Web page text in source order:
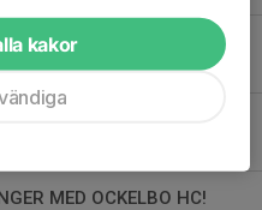
MED OCKELBO HC!
MED OCKELBO HC!
kakor